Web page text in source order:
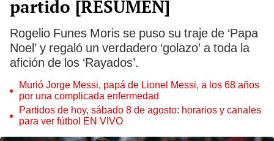
partido [RESUMEN]
Rogelio Funes Moris se puso su traje de ‘Papa
Noel’ y regaló un verdadero ‘golazo’ a toda la
afición de los ‘Rayados’.
Murió Jorge Messi, papá de Lionel Messi, a los 68 años
por una complicada enfermedad
Partidos de hoy, sábado 8 de agosto: horarios y canales
para ver fútbol EN VIVO